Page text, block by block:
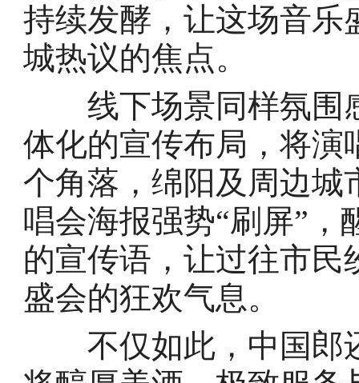
持续发酵，让这场音乐
城热议的焦点。
线下场景同样氛围
体化的宣传布局，将演
个角落，绵阳及周边城
唱会海报强势“刷屏”
的宣传语，让过往市
盛会的狂欢气息。
不仅如此，中国郎